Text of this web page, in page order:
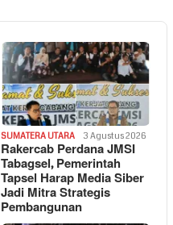
SUMATERA UTARA 3 Agustus 2026
Rakercab Perdana JMSI
Tabagsel, Pemerintah
Tapsel Harap Media Siber
Jadi Mitra Strategis
Pembangunan